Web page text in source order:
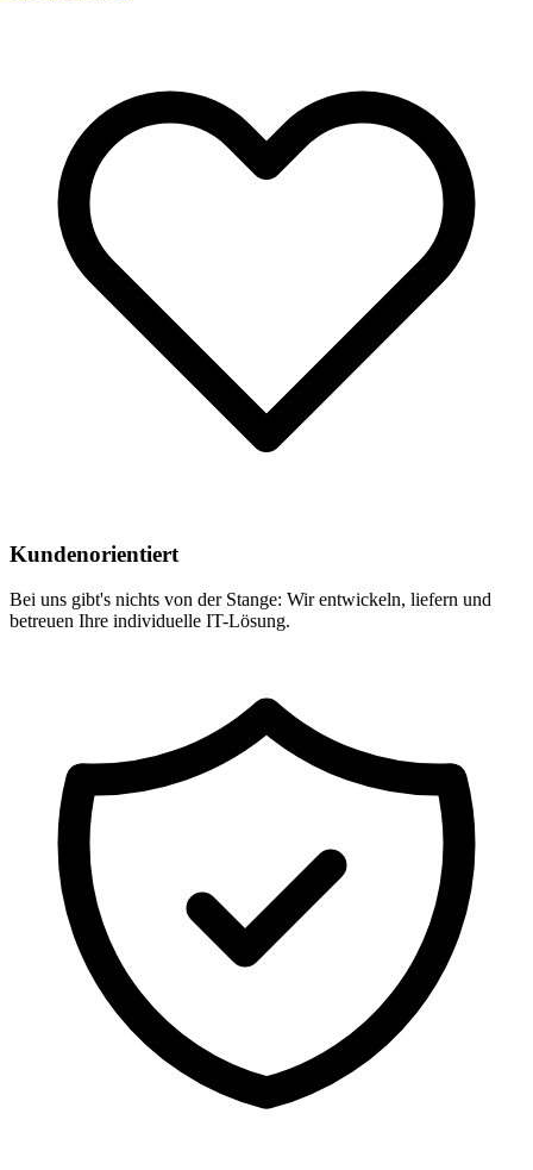
Kundenorientiert
Bei uns gibt's nichts von der Stange: Wir entwickeln, liefern und
betreuen Ihre individuelle IT-Lösung.